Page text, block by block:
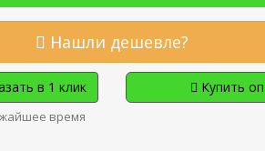
Нашли дешевле?
в 1 клик
время
Купить